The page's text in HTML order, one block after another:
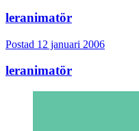
leranimatör
Postad 12 januari 2006
leranimatör